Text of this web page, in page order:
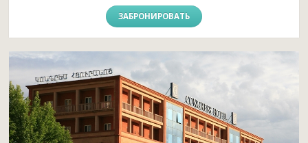
ЗАБРОНИРОВАТЬ